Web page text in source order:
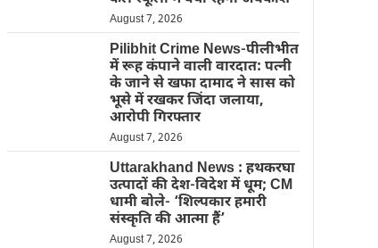
August 7, 2026
Pilibhit Crime News-पीलीभीत
में रूह कंपाने वाली वारदात: पत्नी
के जाने से खफा दामाद ने सास को
भूसे में रखकर जिंदा जलाया,
आरोपी गिरफ्तार
August 7, 2026
Uttarakhand News : हथकरघा
उत्पादों की देश-विदेश में धूम; CM
धामी बोले- ‘शिल्पकार हमारी
संस्कृति की आत्मा हैं’
August 7, 2026